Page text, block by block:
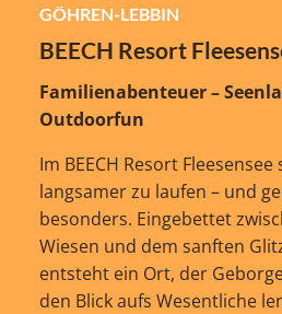
GÖHREN-LEBBIN
BEECH Resort
Familienabenteuer –
Outdoorfun
Im BEECH Resort
langsamer zu laufen – und
besonders. Eingebettet
Wiesen und dem sanften
entsteht ein Ort, der
den Blick aufs Wesentliche